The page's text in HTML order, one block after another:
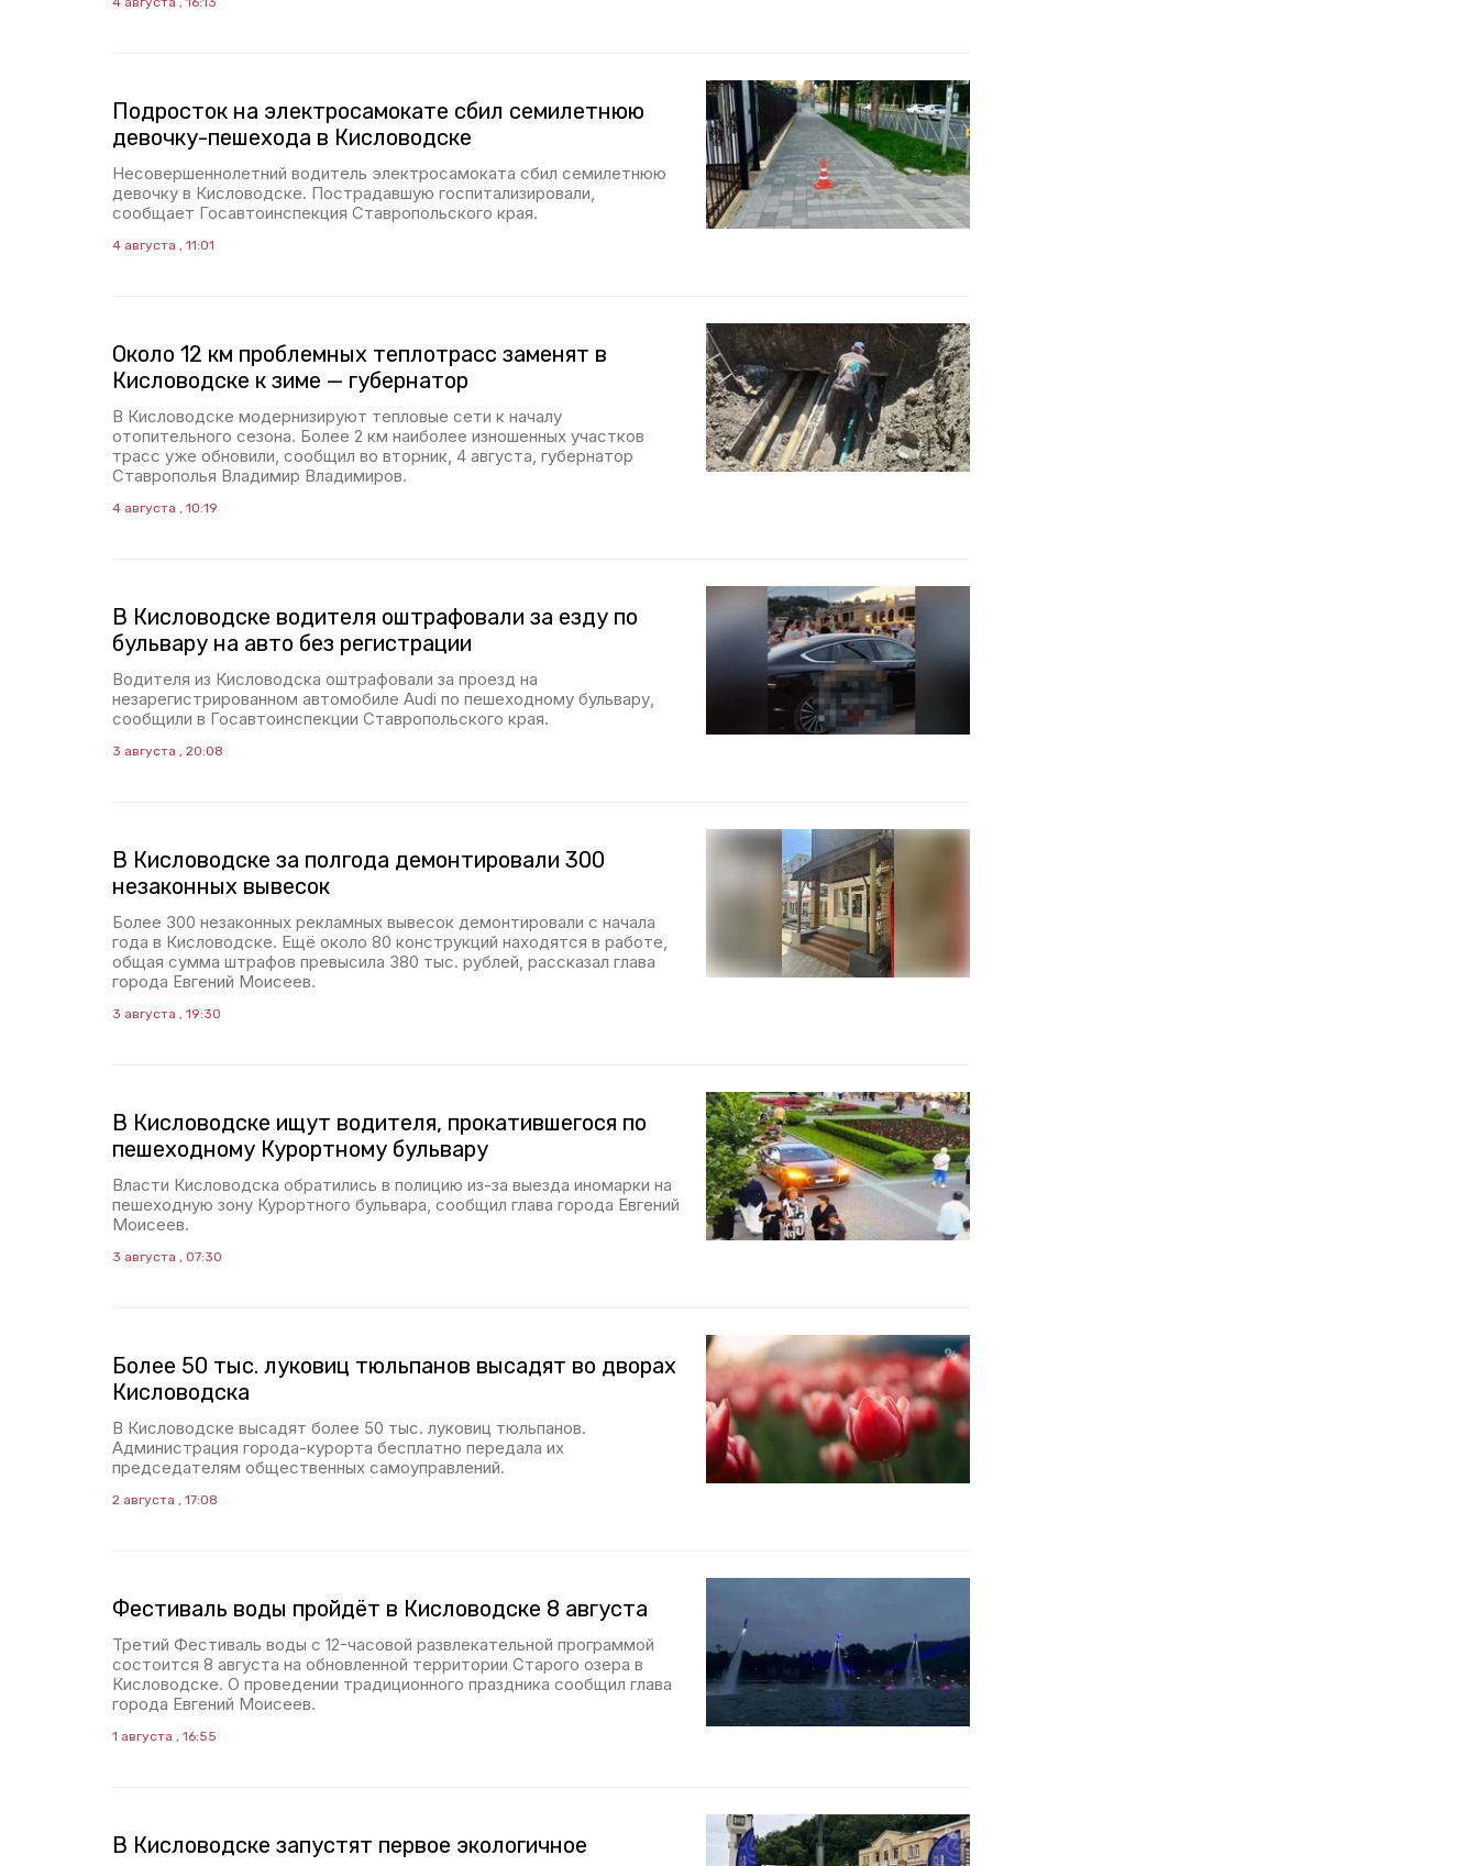
Подросток на электросамокате сбил семилетнюю
девочку-пешехода в Кисловодске
Несовершеннолетний водитель электросамоката сбил семилетнюю
девочку в Кисловодске. Пострадавшую госпитализировали,
сообщает Госавтоинспекция Ставропольского края.
4 августа , 11:01
Около 12 км проблемных теплотрасс заменят в
Кисловодске к зиме — губернатор
В Кисловодске модернизируют тепловые сети к началу
отопительного сезона. Более 2 км наиболее изношенных участков
трасс уже обновили, сообщил во вторник, 4 августа, губернатор
Ставрополья Владимир Владимиров.
4 августа , 10:19
В Кисловодске водителя оштрафовали за езду по
бульвару на авто без регистрации
Водителя из Кисловодска оштрафовали за проезд на
незарегистрированном автомобиле Audi по пешеходному бульвару,
сообщили в Госавтоинспекции Ставропольского края.
3 августа , 20:08
В Кисловодске за полгода демонтировали 300
незаконных вывесок
Более 300 незаконных рекламных вывесок демонтировали с начала
года в Кисловодске. Ещё около 80 конструкций находятся в работе,
общая сумма штрафов превысила 380 тыс. рублей, рассказал глава
города Евгений Моисеев.
3 августа , 19:30
В Кисловодске ищут водителя, прокатившегося по
пешеходному Курортному бульвару
Власти Кисловодска обратились в полицию из-за выезда иномарки на
пешеходную зону Курортного бульвара, сообщил глава города Евгений
Моисеев.
3 августа , 07:30
Более 50 тыс. луковиц тюльпанов высадят во дворах
Кисловодска
В Кисловодске высадят более 50 тыс. луковиц тюльпанов.
Администрация города-курорта бесплатно передала их
председателям общественных самоуправлений.
2 августа , 17:08
Фестиваль воды пройдёт в Кисловодске 8 августа
Третий Фестиваль воды с 12-часовой развлекательной программой
состоится 8 августа на обновленной территории Старого озера в
Кисловодске. О проведении традиционного праздника сообщил глава
города Евгений Моисеев.
1 августа , 16:55
В Кисловодске запустят первое экологичное